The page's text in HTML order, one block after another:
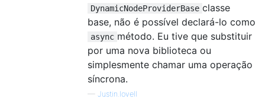
{
lock (items)
{
                items
. Enqueue (Tuple
}
            workItemsWaiting
DynamicNodeProviderBase classe
base, não é possível declará-lo como
async método. Eu tive que substituir
por uma nova biblioteca ou
simplesmente chamar uma operação
síncrona.
— Justin.lovell